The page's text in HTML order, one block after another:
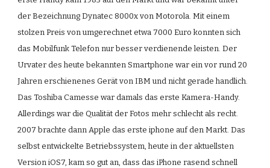
der Bezeichnung Dynatec 8000x von Motorola. Mit einem
stolzen Preis von umgerechnet etwa 7000 Euro konnten sich
das Mobilfunk Telefon nur besser verdienende leisten. Der
Urvater des heute bekannten Smartphone war ein vor rund 20
Jahren erschienenes Gerät von IBM und nicht gerade handlich.
Das Toshiba Camesse war damals das erste Kamera-Handy.
Allerdings war die Qualität der Fotos mehr schlecht als recht.
2007 brachte dann Apple das erste iphone auf den Markt. Das
selbst entwickelte Betriebssystem, heute in der aktuellsten
Version iOS7, kam so gut an, dass das iPhone rasend schnell